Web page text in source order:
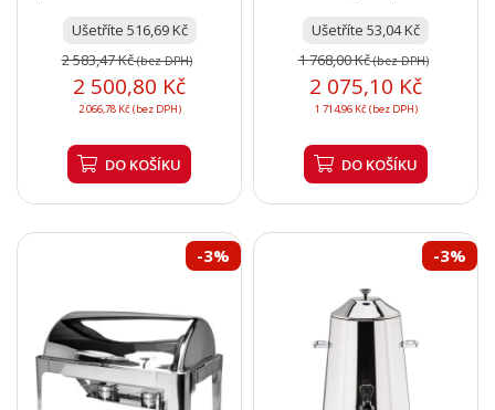
Ušetříte 516,69 Kč
2 583,47 Kč(bez DPH)
2 500,80 Kč
2 066,78 Kč (bez DPH)
DO KOŠÍKU
Ušetříte 53,04 Kč
1 768,00 Kč(bez DPH)
2 075,10 Kč
1 714,96 Kč (bez DPH)
DO KOŠÍKU
-3% -3%